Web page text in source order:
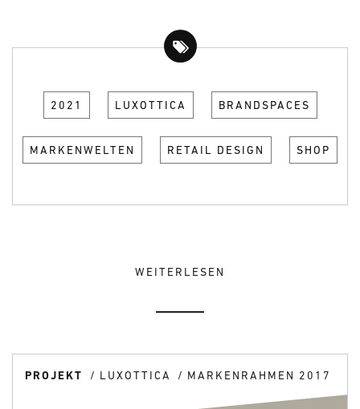
2021 LUXOTTICA BRANDSPACES
MARKENWELTEN RETAIL DESIGN SHOP
WEITERLESEN
PROJEKT LUXOTTICA MARKENRAHMEN 2017